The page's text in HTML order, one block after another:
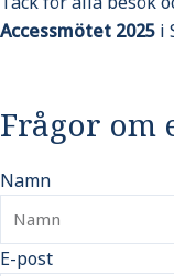
Accessmötet 2025 i
Frågor om
Namn
E-post